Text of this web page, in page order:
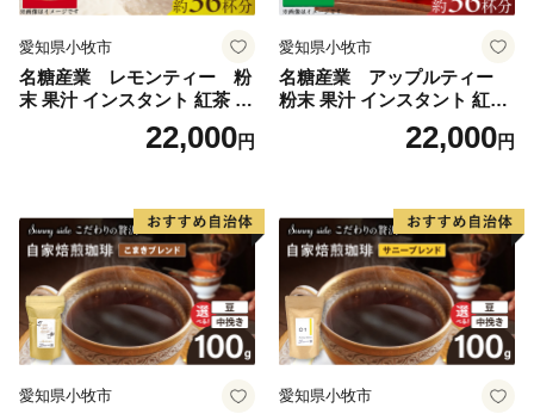
愛知県小牧市
名糖産業 レモンティー 粉
末 果汁 インスタント 紅茶 ビ
タミンC 袋 ロングセラー 粉
末飲料 粉末茶 簡単 手軽 ホッ
22,000円
愛知県小牧市
名糖産業 アップルティー
粉末 果汁 インスタント 紅茶
ティー ビタミンC 袋 ロング
セラー 粉末飲料 粉末茶 簡単
22,000円
愛知県小牧市 愛知県小牧市